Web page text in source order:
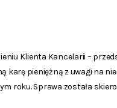
Klienta Kancelarii –
karę pieniężną z uwagi na
roku. Sprawa została